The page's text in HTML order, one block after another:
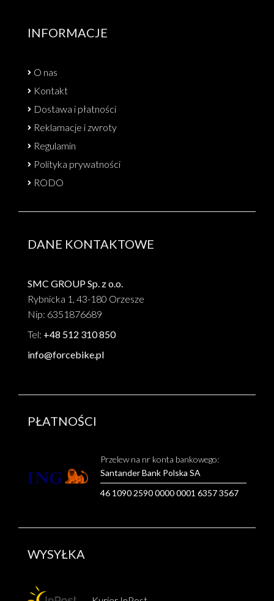
INFORMACJE
O nas
Kontakt
Dostawa i płatności
Reklamacje i zwroty
Regulamin
Polityka prywatności
RODO
DANE KONTAKTOWE
SMC GROUP Sp. z o.o.
Rybnicka 1, 43-180 Orzesze
Nip: 6351876689
Tel: +48 512 310 850
info@forcebike.pl
PŁATNOŚCI
Przelew na nr konta bankowego:
Santander Bank Polska SA
46 1090 2590 0000 0001 6357 3567
WYSYŁKA